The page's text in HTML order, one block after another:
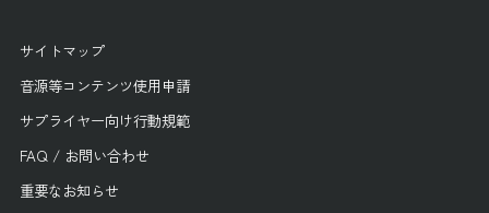
サイトマップ
音源等コンテンツ使用申請
サプライヤー向け行動規範
FAQ / お問い合わせ
重要なお知らせ